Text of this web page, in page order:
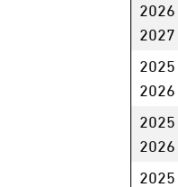
2027
2026
2026